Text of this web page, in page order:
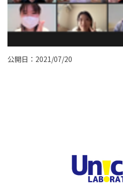
公開日：2021/07/20